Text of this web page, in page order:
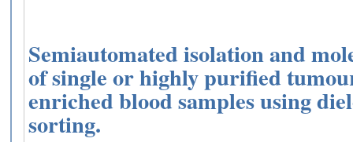
Semiautomated isolation and
of single or highly purified
enriched blood samples using
sorting.